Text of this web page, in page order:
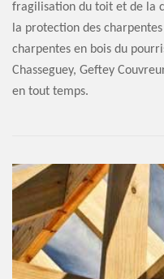
fragilisation du toit et de la
la protection des
charpentes en bois du
Chasseguey, Geftey
en tout temps.